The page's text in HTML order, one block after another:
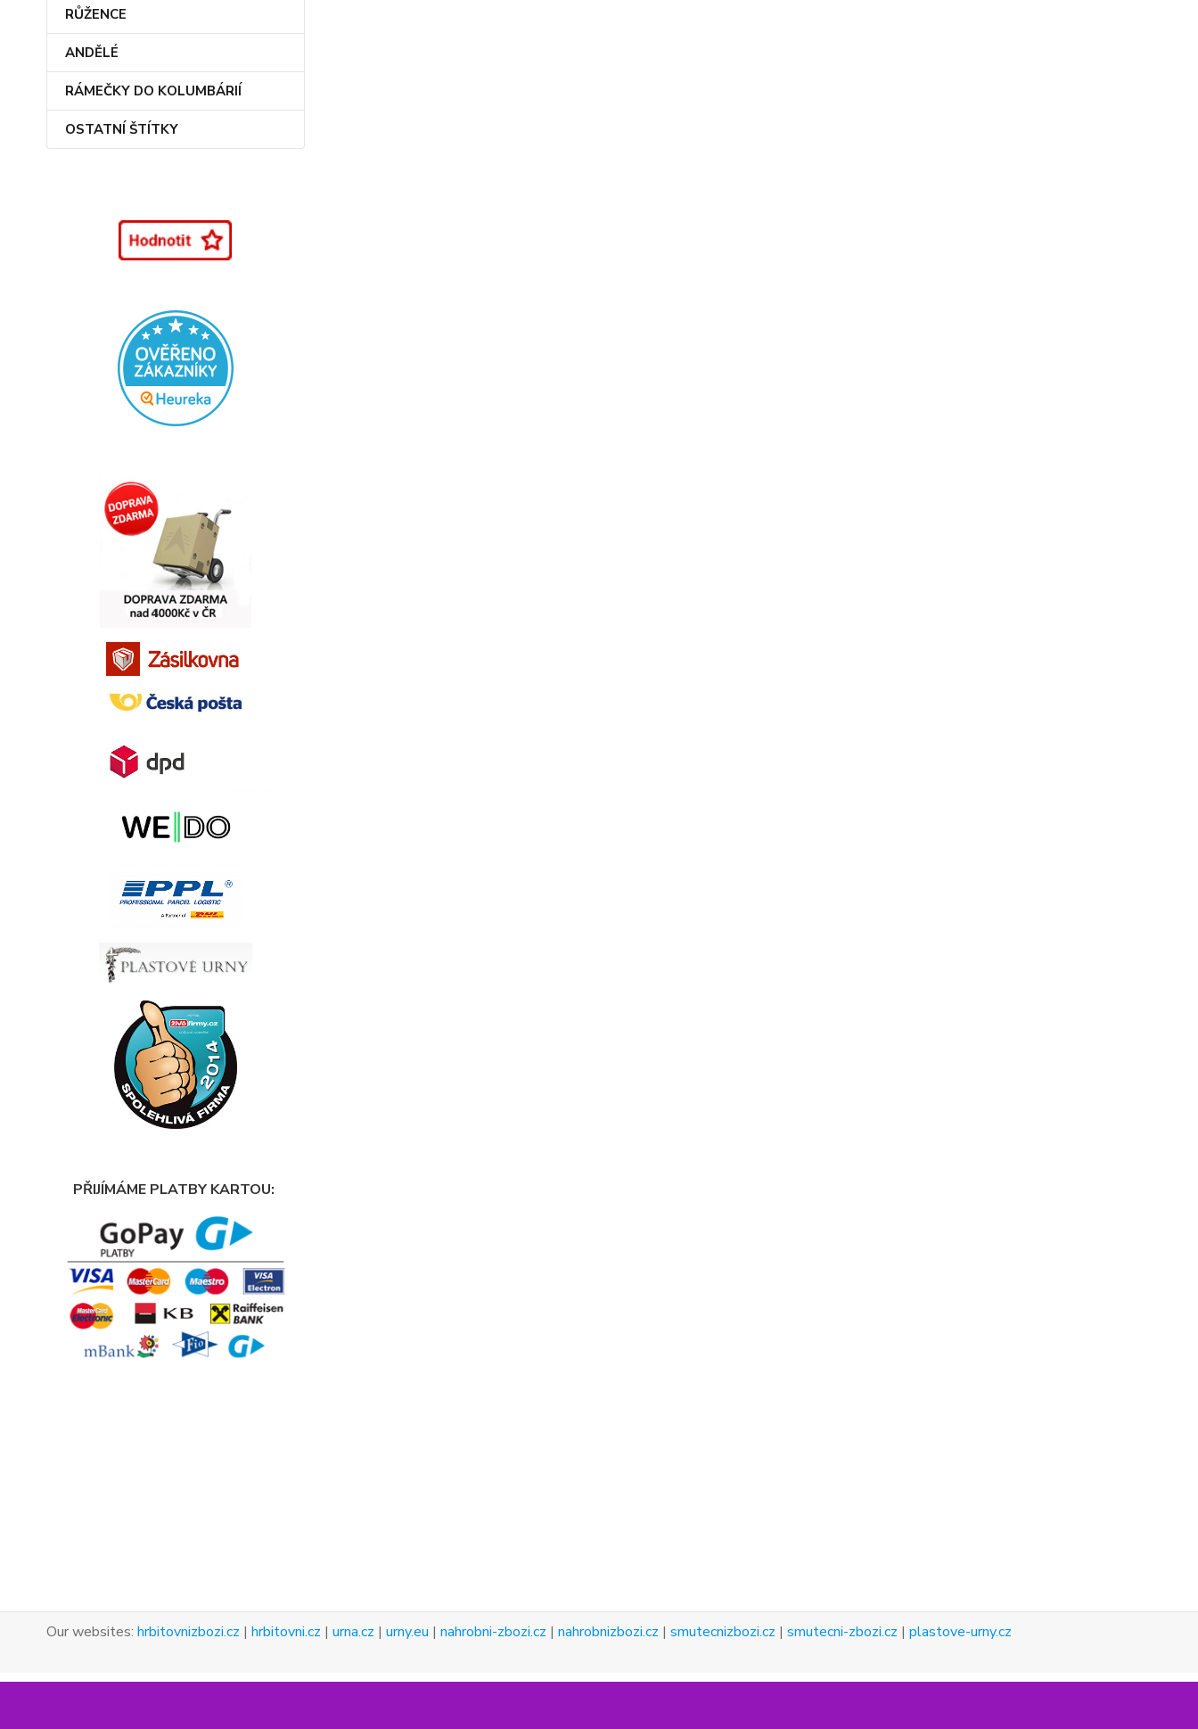
RŮŽENCE
ANDĚLÉ
RÁMEČKY DO KOLUMBÁRIÍ
OSTATNÍ ŠTÍTKY
PŘIJÍMÁME PLATBY KARTOU:
Our websites: hrbitovnizbozi.cz | hrbitovni.cz | urna.cz | urny.eu | nahrobni-zbozi.cz | nahrobnizbozi.cz | smutecnizbozi.cz | smutecni-zbozi.cz | plastove-urny.cz